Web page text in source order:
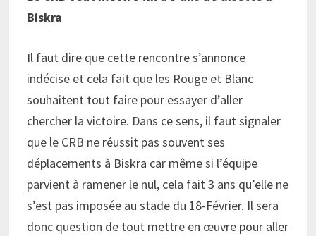
Biskra
Il faut dire que cette rencontre s’annonce
indécise et cela fait que les Rouge et Blanc
souhaitent tout faire pour essayer d’aller
chercher la victoire. Dans ce sens, il faut signaler
que le CRB ne réussit pas souvent ses
déplacements à Biskra car même si l’équipe
parvient à ramener le nul, cela fait 3 ans qu’elle ne
s’est pas imposée au stade du 18-Février. Il sera
donc question de tout mettre en œuvre pour aller